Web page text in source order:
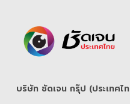
บริษัท ชัดเจน กรุ๊ป (ประเทศไ